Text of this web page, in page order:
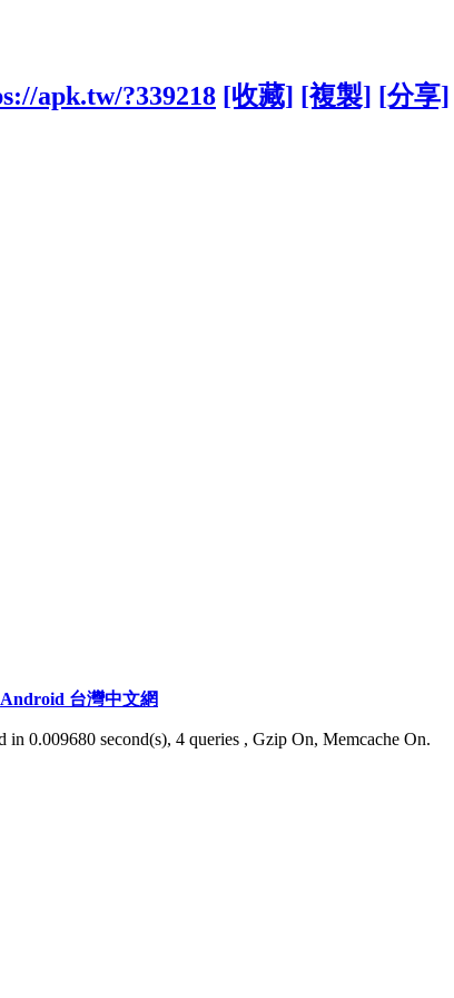
apk.tw/?339218 [收藏] [複製] [分享]
Android 台灣中文網
in 0.009680 second(s), 4 queries , Gzip On, Memcache On.